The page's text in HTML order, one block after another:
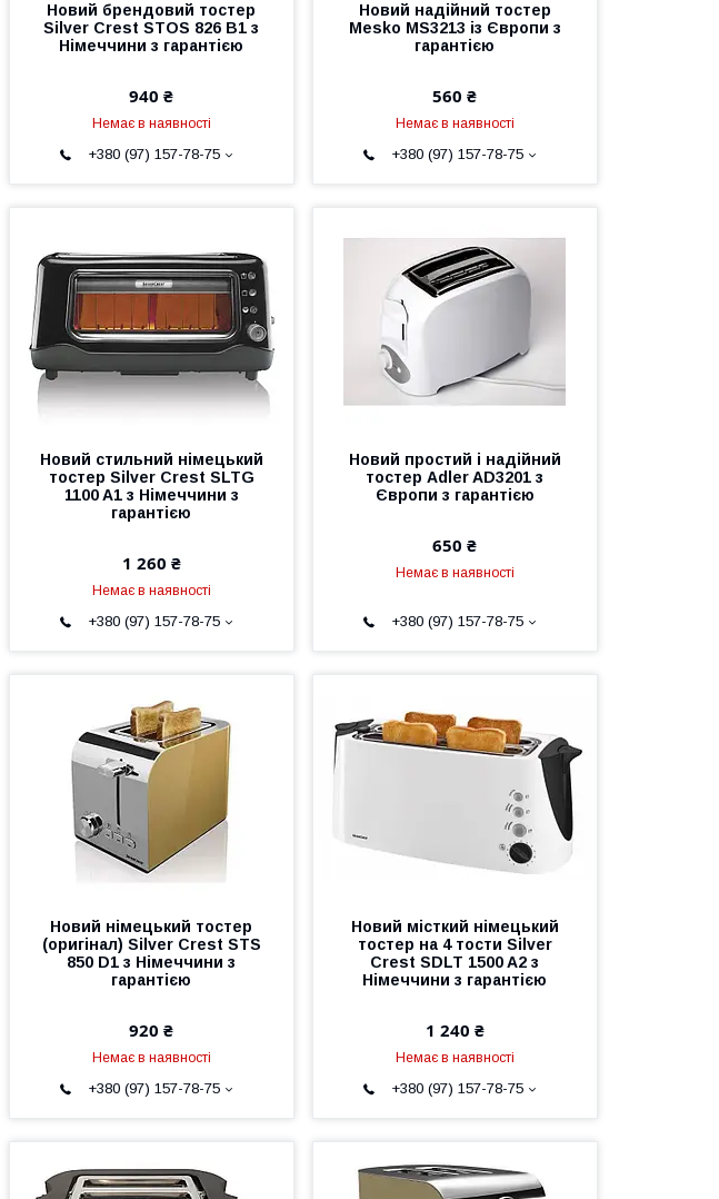
Новий брендовий тостер
Silver Crest STOS 826 B1 з
Німеччини з гарантією
940 ₴
Немає в наявності
+380 (97) 157-78-75
Новий надійний тостер
Mesko MS3213 із Європи з
гарантією
560 ₴
Немає в наявності
+380 (97) 157-78-75
Новий стильний німецький
тостер Silver Crest SLTG
1100 A1 з Німеччини з
гарантією
1 260 ₴
Немає в наявності
+380 (97) 157-78-75
Новий простий і надійний
тостер Adler AD3201 з
Європи з гарантією
650 ₴
Немає в наявності
+380 (97) 157-78-75
Новий німецький тостер
(оригінал) Silver Crest STS
850 D1 з Німеччини з
гарантією
920 ₴
Немає в наявності
+380 (97) 157-78-75
Новий місткий німецький
тостер на 4 тости Silver
Crest SDLT 1500 A2 з
Німеччини з гарантією
1 240 ₴
Немає в наявності
+380 (97) 157-78-75